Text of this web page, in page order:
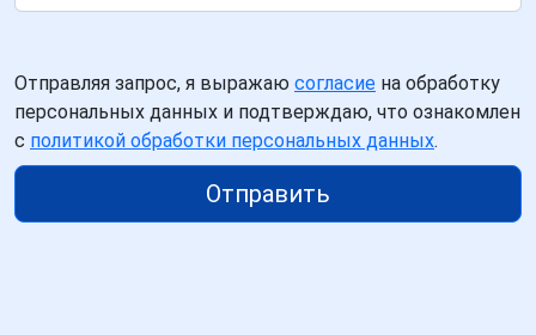
Отправляя запрос, я выражаю согласие на обработку
персональных данных и подтверждаю, что ознакомлен
с политикой обработки персональных данных.
Отправить